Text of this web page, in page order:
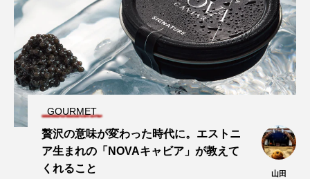
GOURMET
贅沢の意味が変わった時代に。エストニ
ア生まれの「NOVAキャビア」が教えて
くれること
山田